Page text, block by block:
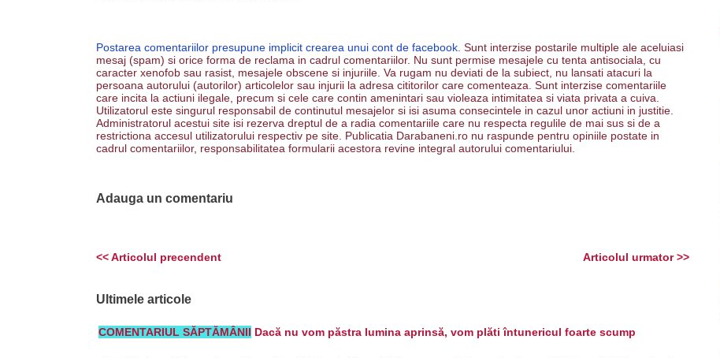
Postarea comentariilor presupune implicit crearea unui cont de facebook. Sunt interzise postarile multiple ale aceluiasi
mesaj (spam) si orice forma de reclama in cadrul comentariilor. Nu sunt permise mesajele cu tenta antisociala, cu
caracter xenofob sau rasist, mesajele obscene si injuriile. Va rugam nu deviati de la subiect, nu lansati atacuri la
persoana autorului (autorilor) articolelor sau injurii la adresa cititorilor care comenteaza. Sunt interzise comentariile
care incita la actiuni ilegale, precum si cele care contin amenintari sau violeaza intimitatea si viata privata a cuiva.
Utilizatorul este singurul responsabil de continutul mesajelor si isi asuma consecintele in cazul unor actiuni in justitie.
Administratorul acestui site isi rezerva dreptul de a radia comentariile care nu respecta regulile de mai sus si de a
restrictiona accesul utilizatorului respectiv pe site. Publicatia Darabaneni.ro nu raspunde pentru opiniile postate in
cadrul comentariilor, responsabilitatea formularii acestora revine integral autorului comentariului.
Adauga un comentariu
Articolul urmator >>
<< Articolul precendent
Ultimele articole
COMENTARIUL SĂPTĂMÂNII Dacă nu vom păstra lumina aprinsă, vom plăti întunericul foarte scump